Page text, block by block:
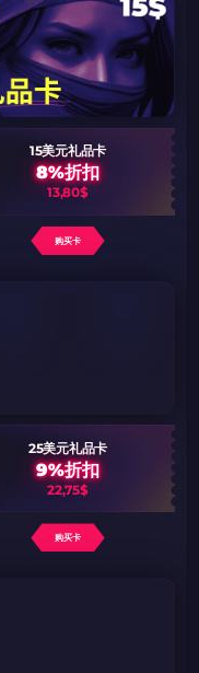
15美元礼品卡
8%折扣
13,80$
购买卡
25美元礼品卡
9%折扣
22,75$
购买卡